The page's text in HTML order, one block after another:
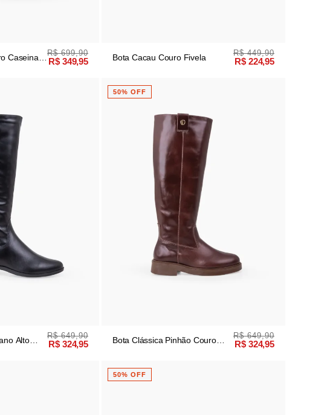
Caseina
R$ 699,90
R$ 349,95 Bota Cacau Couro Fivela R$ 449,90
R$ 224,95
Alto
R$ 649,90
R$ 324,95
50% OFF
Bota Clássica Pinhão Couro
R$ 649,90
R$ 324,95
50% OFF